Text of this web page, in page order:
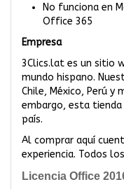
No funciona en
Office 365
Empresa
3Clics.lat es un sitio
mundo hispano.
Chile, México, Perú y
embargo, esta
país.
Al comprar aquí
experiencia. Todos
Licencia Office